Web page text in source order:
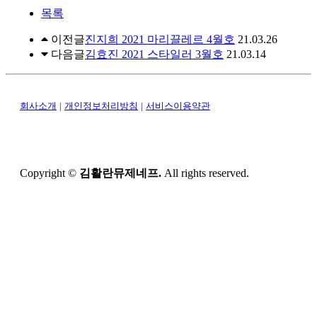
목록
이전글진지희 2021 마리끌레르 4월호 21.03.26
다음글김효진 2021 스타일러 3월호 21.03.14
회사소개 | 개인정보처리방침 | 서비스이용약관
Copyright © 김활란뮤제네프. All rights reserved.